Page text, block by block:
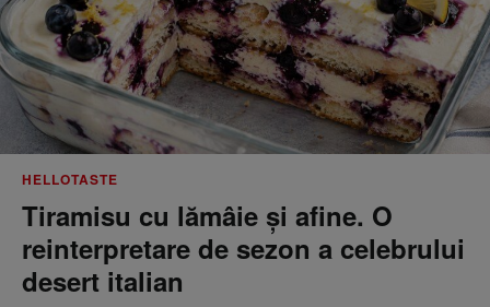
HELLOTASTE
Tiramisu cu lămâie și afine. O
reinterpretare de sezon a celebrului
desert italian